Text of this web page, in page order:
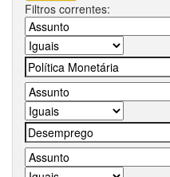
Filtros correntes: